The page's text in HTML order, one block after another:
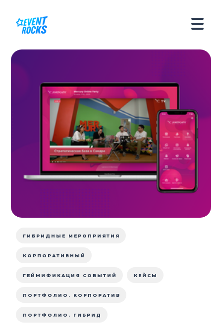
ГИБРИДНЫЕ МЕРОПРИЯТИЯ
КОРПОРАТИВНЫЙ
ГЕЙМИФИКАЦИЯ СОБЫТИЙ КЕЙСЫ
ПОРТФОЛИО. КОРПОРАТИВ
ПОРТФОЛИО. ГИБРИД